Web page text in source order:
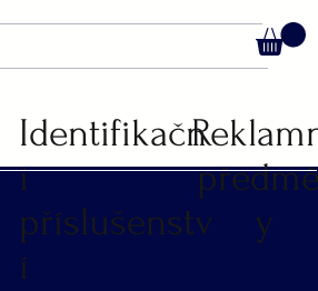
Identifikačn
í
příslušenstv
í
y